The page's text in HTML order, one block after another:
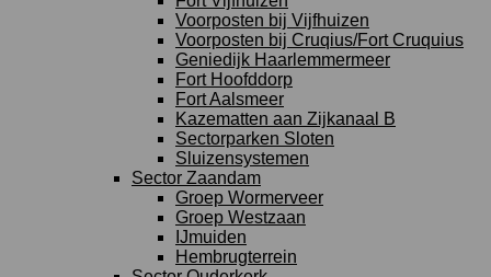
Voorposten bij Vijfhuizen
Voorposten bij Cruqius/Fort Cruquius
Geniedijk Haarlemmermeer
Fort Hoofddorp
Fort Aalsmeer
Kazematten aan Zijkanaal B
Sectorparken Sloten
Sluizensystemen
Sector Zaandam
Groep Wormerveer
Groep Westzaan
IJmuiden
Hembrugterrein